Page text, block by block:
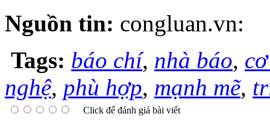
Nguồn tin: congluan.vn:
Tags: báo chí, nhà báo,
nghệ, phù hợp, mạnh mẽ,
Click để đánh giá bài viết